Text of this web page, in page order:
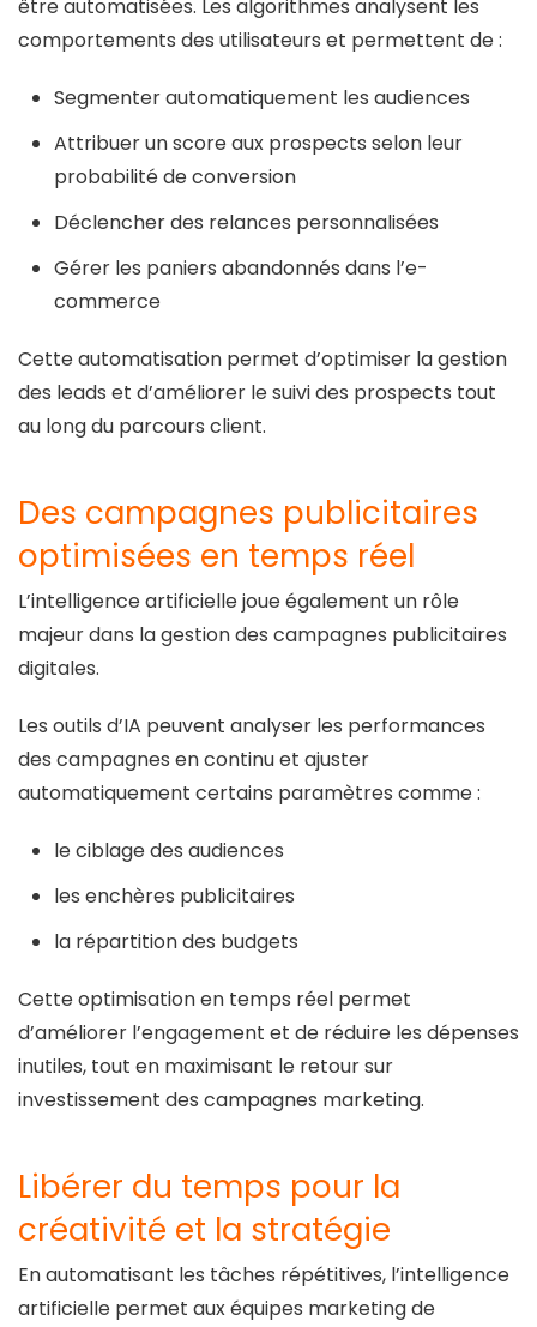
être automatisées. Les algorithmes analysent les
comportements des utilisateurs et permettent de :
Segmenter automatiquement les audiences
Attribuer un score aux prospects selon leur
probabilité de conversion
Déclencher des relances personnalisées
Gérer les paniers abandonnés dans l’e-
commerce
Cette automatisation permet d’optimiser la gestion
des leads et d’améliorer le suivi des prospects tout
au long du parcours client.
Des campagnes publicitaires
optimisées en temps réel
L’intelligence artificielle joue également un rôle
majeur dans la gestion des campagnes publicitaires
digitales.
Les outils d’IA peuvent analyser les performances
des campagnes en continu et ajuster
automatiquement certains paramètres comme :
le ciblage des audiences
les enchères publicitaires
la répartition des budgets
Cette optimisation en temps réel permet
d’améliorer l’engagement et de réduire les dépenses
inutiles, tout en maximisant le retour sur
investissement des campagnes marketing.
Libérer du temps pour la
créativité et la stratégie
En automatisant les tâches répétitives, l’intelligence
artificielle permet aux équipes marketing de